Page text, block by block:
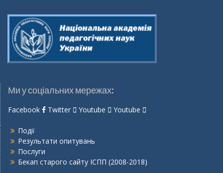
Ми у соціальних мережах:
Facebook Twitter Youtube Youtube
Події
Результати опитувань
Послуги
Бекап старого сайту ІСПП (2008-2018)